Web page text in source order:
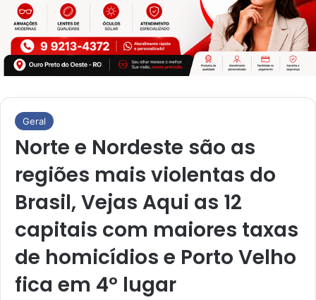
Geral
Norte e Nordeste são as
regiões mais violentas do
Brasil, Vejas Aqui as 12
capitais com maiores taxas
de homicídios e Porto Velho
fica em 4º lugar